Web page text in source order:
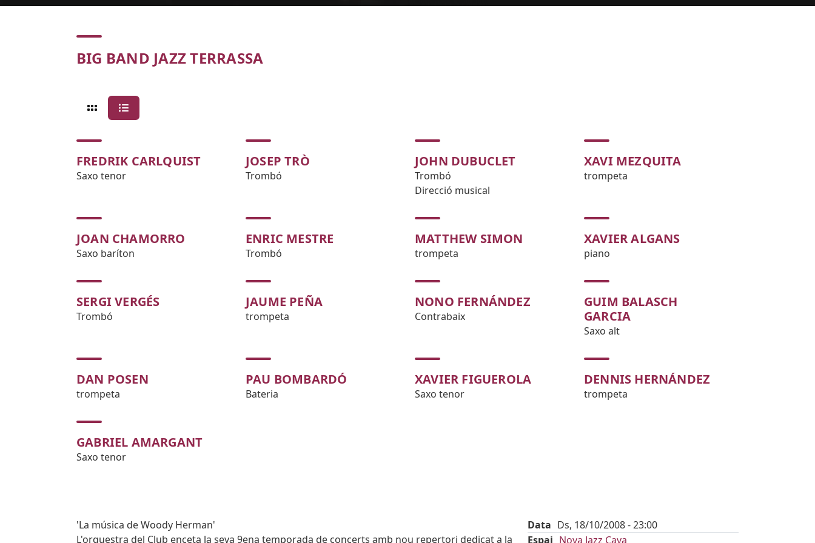
Concert
BIG BAND JAZZ TERRASSA
FREDRIK CARLQUIST
Saxo tenor
JOSEP TRÒ
Trombó
JOHN DUBUCLET
Trombó
Direcció musical
XAVI MEZQUITA
trompeta
JOAN CHAMORRO
Saxo baríton
ENRIC MESTRE
Trombó
MATTHEW SIMON
trompeta
XAVIER ALGANS
piano
SERGI VERGÉS
Trombó
JAUME PEÑA
trompeta
NONO FERNÁNDEZ
Contrabaix
GUIM BALASCH
GARCIA
Saxo alt
DAN POSEN
trompeta
PAU BOMBARDÓ
Bateria
XAVIER FIGUEROLA
Saxo tenor
DENNIS HERNÁNDEZ
trompeta
GABRIEL AMARGANT
Saxo tenor
Subtitol
'La música de Woody Herman'
Body
L'orquestra del Club enceta la seva 9ena temporada de concerts amb nou repertori dedicat a la
Data Ds, 18/10/2008 - 23:00
Espai Nova Jazz Cava